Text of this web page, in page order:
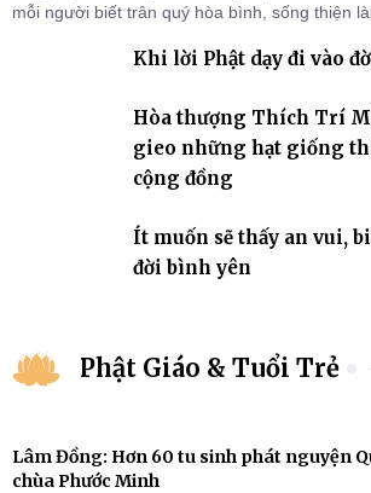
mỗi người biết trân quý hòa bình, sống thiện
Khi lời Phật dạy đi vào
Hòa thượng Thích Trí
gieo những hạt giống
cộng đồng
Ít muốn sẽ thấy an vui,
đời bình yên
Phật Giáo & Tuổi Trẻ
Lâm Đồng: Hơn 60 tu sinh phát nguyện
chùa Phước Minh